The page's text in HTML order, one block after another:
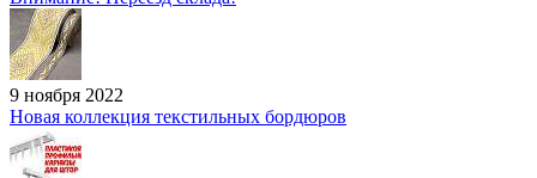
9 ноября 2022
Новая коллекция текстильных бордюров